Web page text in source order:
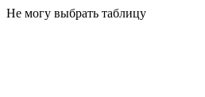
Не могу выбрать таблицу